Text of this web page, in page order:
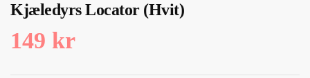
Kjæledyrs Locator (Hvit)
149 kr